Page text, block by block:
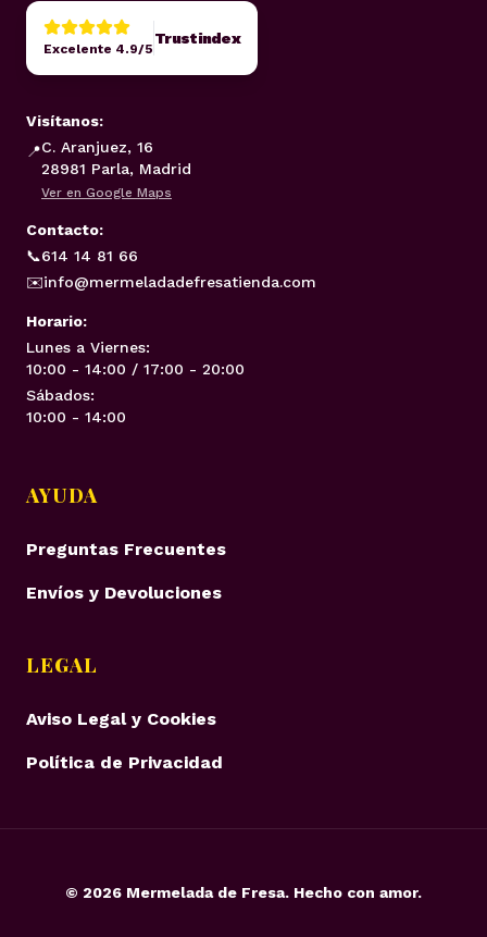
Excelente 4.9/5
Trustindex
Visítanos:
📍C. Aranjuez, 16
28981 Parla, Madrid
Ver en Google Maps
Contacto:
📞614 14 81 66
✉️info@mermeladadefresatienda.com
Horario:
Lunes a Viernes:
10:00 - 14:00 / 17:00 - 20:00
Sábados:
10:00 - 14:00
AYUDA
Preguntas Frecuentes
Envíos y Devoluciones
LEGAL
Aviso Legal y Cookies
Política de Privacidad
© 2026 Mermelada de Fresa. Hecho con amor.